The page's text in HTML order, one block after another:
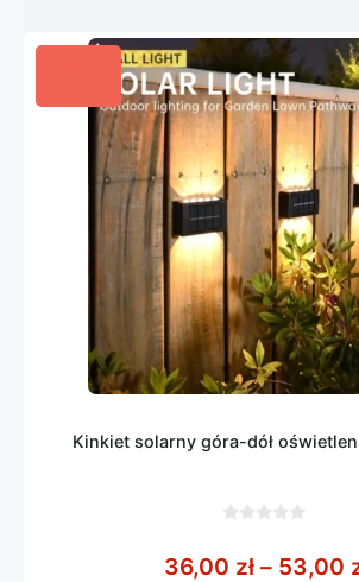
Kinkiet solarny góra-dół
5
36,00 zł – 53,00